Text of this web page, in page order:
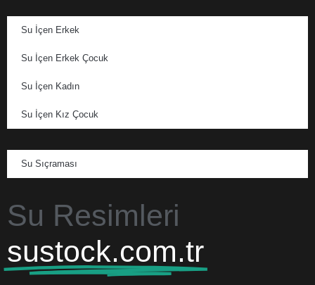
Su İçen Erkek
Su İçen Erkek Çocuk
Su İçen Kadın
Su İçen Kız Çocuk
Su Sıçraması
Su Resimleri
sustock.com.tr